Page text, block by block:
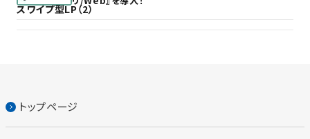
スワイプ型LP（2）
トップページ